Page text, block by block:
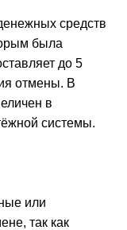
средств
была
до 5
отмены. В
в
системы.
или
так как